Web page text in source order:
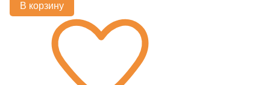
В корзину